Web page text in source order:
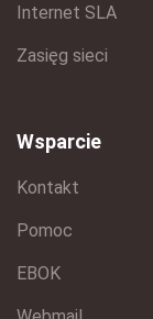
Internet SLA
Zasięg sieci
Wsparcie
Kontakt
Pomoc
EBOK